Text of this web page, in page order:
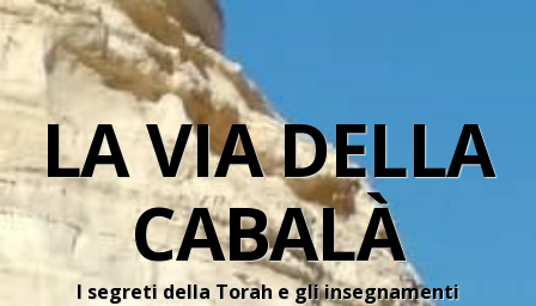
LA VIA DELLA
CABALÀ
I segreti della Torah e gli insegnamenti